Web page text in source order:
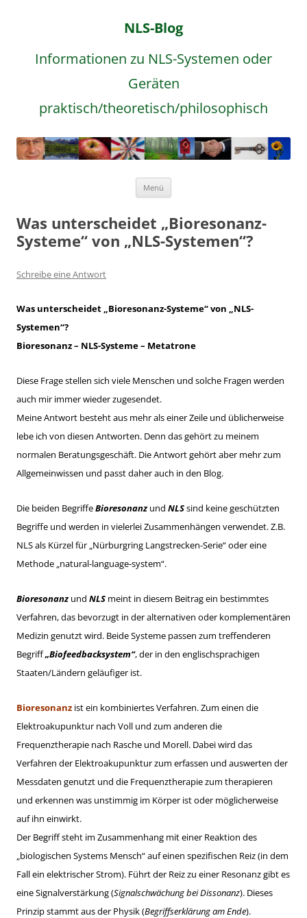
NLS-Blog
Informationen zu NLS-Systemen oder
Geräten
praktisch/theoretisch/philosophisch
Menü
Was unterscheidet „Bioresonanz-
Systeme“ von „NLS-Systemen“?
Schreibe eine Antwort
Was unterscheidet „Bioresonanz-Systeme“ von „NLS-
Systemen“?
Bioresonanz – NLS-Systeme – Metatrone
Diese Frage stellen sich viele Menschen und solche Fragen werden
auch mir immer wieder zugesendet.
Meine Antwort besteht aus mehr als einer Zeile und üblicherweise
lebe ich von diesen Antworten. Denn das gehört zu meinem
normalen Beratungsgeschäft. Die Antwort gehört aber mehr zum
Allgemeinwissen und passt daher auch in den Blog.
Die beiden BegriffeBioresonanz und NLSsind keine geschützten
Begriffe und werden in vielerlei Zusammenhängen verwendet. Z.B.
NLS als Kürzel für „Nürburgring Langstrecken-Serie“ oder eine
Methode „natural-language-system“.
Bioresonanz und NLS meint in diesem Beitrag ein bestimmtes
Verfahren, das bevorzugt in der alternativen oder komplementären
Medizin genutzt wird. Beide Systeme passen zum treffenderen
Begriff„Biofeedbacksystem“, der in den englischsprachigen
Staaten/Ländern geläufiger ist.
Bioresonanz ist ein kombiniertes Verfahren. Zum einen die
Elektroakupunktur nach Voll und zum anderen die
Frequenztherapie nach Rasche und Morell. Dabei wird das
Verfahren der Elektroakupunktur zum erfassen und auswerten der
Messdaten genutzt und die Frequenztherapie zum therapieren
und erkennen was unstimmig im Körper ist oder möglicherweise
auf ihn einwirkt.
Der Begriff steht im Zusammenhang mit einer Reaktion des
„biologischen Systems Mensch“ auf einen spezifischen Reiz (in dem
Fall ein elektrischer Strom). Führt der Reiz zu einer Resonanz gibt es
eine Signalverstärkung (Signalschwächung bei Dissonanz). Dieses
Prinzip stammt aus der Physik (Begriffserklärung am Ende).